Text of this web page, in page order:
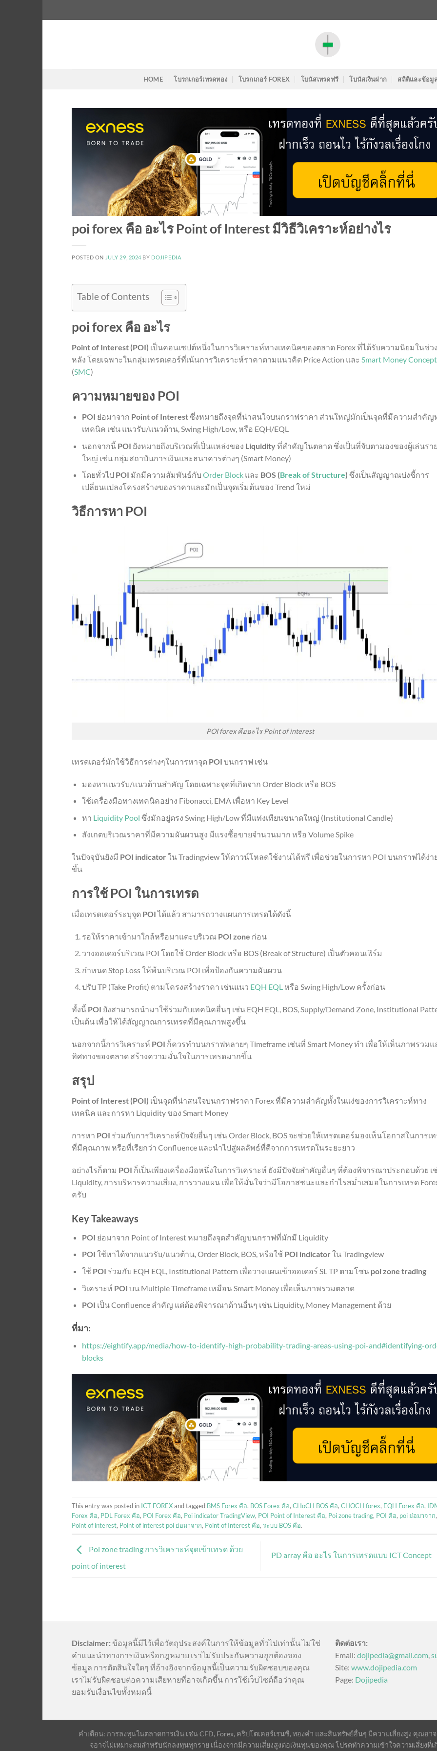
to
HOME โบรกเกอร์เทรดทอง โบรกเกอร์ FOREX โบนัสเทรดฟรี โบนัสเงินฝาก สถิติและข้อมู
poi forex คือ อะไร Point of Interest มีวิธีวิเคราะห์อย่างไร
POSTED ON JULY 29, 2024 BY DOJIPEDIA
Table of Contents
poi forex คือ อะไร
Point of Interest (POI) เป็นคอนเซปต์หนึ่งในการวิเคราะห์ทางเทคนิคของตลาด Forex ที่ได้รับความนิยมในช่ว
หลัง โดยเฉพาะในกลุ่มเทรดเดอร์ที่เน้นการวิเคราะห์ราคาตามแนวคิด Price Action และ Smart Money Concept
(SMC)
ความหมายของ POI
POI ย่อมาจาก Point of Interestซึ่งหมายถึงจุดที่น่าสนใจบนกราฟราคา ส่วนใหญ่มักเป็นจุดที่มีความสำคัญ
เทคนิค เช่น แนวรับ/แนวต้าน, Swing High/Low, หรือ EQH/EQL
นอกจากนี้ POI ยังหมายถึงบริเวณที่เป็นแหล่งของ Liquidityที่สำคัญในตลาด ซึ่งเป็นที่จับตามองของผู้เล่นรา
ใหญ่ เช่น กลุ่มสถาบันการเงินและธนาคารต่างๆ (Smart Money)
โดยทั่วไป POI มักมีความสัมพันธ์กับ Order Blockและ BOS (Break of Structure) ซึ่งเป็นสัญญาณบ่งชี้การ
เปลี่ยนแปลงโครงสร้างของราคาและมักเป็นจุดเริ่มต้นของ Trend ใหม่
วิธีการหา POI
POI forex คืออะไร Point of interest
เทรดเดอร์มักใช้วิธีการต่างๆในการหาจุด POI บนกราฟ เช่น
มองหาแนวรับ/แนวต้านสำคัญ โดยเฉพาะจุดที่เกิดจาก Order Block หรือ BOS
ใช้เครื่องมือทางเทคนิคอย่าง Fibonacci, EMA เพื่อหา Key Level
หา Liquidity Pool ซึ่งมักอยู่ตรง Swing High/Low ที่มีแท่งเทียนขนาดใหญ่ (Institutional Candle)
สังเกตบริเวณราคาที่มีความผันผวนสูง มีแรงซื้อขายจำนวนมาก หรือ Volume Spike
ในปัจจุบันยังมี POI indicator ใน Tradingview ให้ดาวน์โหลดใช้งานได้ฟรี เพื่อช่วยในการหา POI บนกราฟได้ง่า
ขึ้น
การใช้ POI ในการเทรด
เมื่อเทรดเดอร์ระบุจุด POIได้แล้ว สามารถวางแผนการเทรดได้ดังนี้
รอให้ราคาเข้ามาใกล้หรือมาแตะบริเวณ POI zone ก่อน
วางออเดอร์บริเวณ POI โดยใช้ Order Block หรือ BOS (Break of Structure) เป็นตัวคอนเฟิร์ม
กำหนด Stop Loss ให้พ้นบริเวณ POI เพื่อป้องกันความผันผวน
ปรับ TP (Take Profit) ตามโครงสร้างราคา เช่นแนว EQH EQLหรือ Swing High/Low ครั้งก่อน
ทั้งนี้ POI ยังสามารถนำมาใช้ร่วมกับเทคนิคอื่นๆ เช่น EQH EQL, BOS, Supply/Demand Zone, Institutional
เป็นต้น เพื่อให้ได้สัญญาณการเทรดที่มีคุณภาพสูงขึ้น
นอกจากนี้การวิเคราะห์ POI ก็ควรทำบนกราฟหลายๆ Timeframe เช่นที่ Smart Money ทำ เพื่อให้เห็นภาพรวมแ
ทิศทางของตลาด สร้างความมั่นใจในการเทรดมากขึ้น
สรุป
Point of Interest (POI) เป็นจุดที่น่าสนใจบนกราฟราคา Forex ที่มีความสำคัญทั้งในแง่ของการวิเคราะห์ทาง
เทคนิค และการหา Liquidity ของ Smart Money
การหา POI ร่วมกับการวิเคราะห์ปัจจัยอื่นๆ เช่น Order Block, BOS จะช่วยให้เทรดเดอร์มองเห็นโอกาสในการเ
ที่มีคุณภาพ หรือที่เรียกว่า Confluence และนำไปสู่ผลลัพธ์ที่ดีจากการเทรดในระยะยาว
อย่างไรก็ตาม POI ก็เป็นเพียงเครื่องมือหนึ่งในการวิเคราะห์ ยังมีปัจจัยสำคัญอื่นๆ ที่ต้องพิจารณาประกอบด้วย เ
Liquidity, การบริหารความเสี่ยง, การวางแผน เพื่อให้มั่นใจว่ามีโอกาสชนะและกำไรสม่ำเสมอในการเทรด
ครับ
Key Takeaways
POI ย่อมาจาก Point of Interest หมายถึงจุดสำคัญบนกราฟที่มักมี Liquidity
POI ใช้หาได้จากแนวรับ/แนวต้าน, Order Block, BOS, หรือใช้ POI indicator ใน Tradingview
ใช้ POI ร่วมกับ EQH EQL, Institutional Pattern เพื่อวางแผนเข้าออเดอร์ SL TP ตามโซน poi zone trading
วิเคราะห์ POI บน Multiple Timeframe เหมือน Smart Money เพื่อเห็นภาพรวมตลาด
POI เป็น Confluence สำคัญ แต่ต้องพิจารณาด้านอื่นๆ เช่น Liquidity, Money Management ด้วย
ที่มา:
https://eightify.app/media/how-to-identify-high-probability-trading-areas-using-poi-and#identifying-
blocks
This entry was posted in ICT FOREXand tagged BMS Forex คือ, BOS Forex คือ, CHoCH BOS คือ, CHOCH forex, EQH Forex คือ,
Forex คือ, PDL Forex คือ, POI Forex คือ, Poi indicator TradingView, POI Point of Interest คือ, Poi zone trading, POI คือ, poi ย่อมาจาก,
Point of interest, Point of interest poi ย่อมาจาก, Point of Interest คือ, ระบบ BOS คือ.
Poi zone trading การวิเคราะห์จุดเข้าเทรด ด้วย
point of interest
PD array คือ อะไร ในการเทรดแบบ ICT Concept
Disclaimer: ข้อมูลนี้มีไว้เพื่อวัตถุประสงค์ในการให้ข้อมูลทั่วไปเท่านั้น ไม่ใช่
คำแนะนำทางการเงินหรือกฎหมาย เราไม่รับประกันความถูกต้องของ
ข้อมูล การตัดสินใจใดๆ ที่อ้างอิงจากข้อมูลนี้เป็นความรับผิดชอบของคุณ
เราไม่รับผิดชอบต่อความเสียหายที่อาจเกิดขึ้น การใช้เว็บไซต์ถือว่าคุณ
ยอมรับเงื่อนไขทั้งหมดนี้
ติดต่อเรา:
Email: dojipedia@gmail.com,
Site: www.dojipedia.com
Page: Dojipedia
คำเตือน: การลงทุนในตลาดการเงิน เช่น CFD, Forex, คริปโตเคอร์เรนซี, ทองคำ และสินทรัพย์อื่นๆ มีความเสี่ยงสูง คุณอ
จอาจไม่เหมาะสมสำหรับนักลงทุนทุกราย เนื่องจากมีความเสี่ยงสูงต่อเงินทุนของคุณ โปรดทำความเข้าใจความเสี่ยง